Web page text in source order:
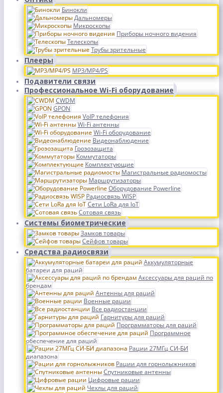
Бинокли
Дальномеры
Микроскопы
Приборы ночного видения
Телескопы
Трубы зрительные
Плееры
MP3/MP4/PS
Подавители связи
Профессиональное Wi-Fi оборудование
CWDM
GPON
VoIP телефония
Wi-Fi антенны
Wi-Fi оборудование
Видеонаблюдение
Грозозащита
Коммутаторы
Комплектующие
Магистральные радиомосты
Маршрутизаторы
Оборудование Powerline
Радиосвязь WISP
Сети LoRa для IoT
Сотовая связь
Системы биометрические
Замков товары
Сейфов товары
Средства радиосвязи
Аккумуляторные
батареи для раций
Аксессуары для раций по
брендам
Антенны для раций
Военные рации
Все радиостанции
Гарнитуры для раций
Программаторы для раций
Программное
обеспечение для раций
Рации 27МГц СИ-БИ
диапазона
Рации для горнолыжников
Спутниковые антенны
Цифровые рации
Чехлы для раций